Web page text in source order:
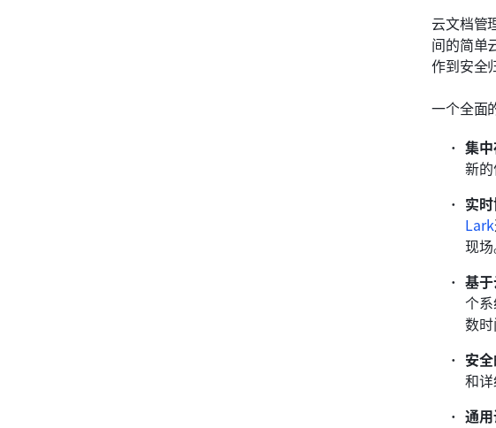
云文档管
间的简单
作到安全
一个全面
集中
新
实时
Lark
现场
基于
个
数时
安全
和
通